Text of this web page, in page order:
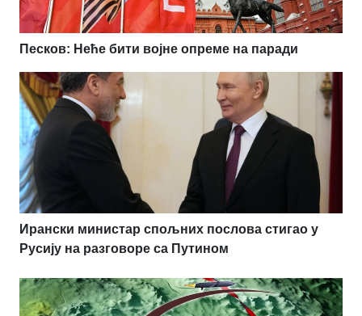
Песков: Неће бити војне опреме на паради
Ирански министар спољних послова стигао у
Русију на разговоре са Путином